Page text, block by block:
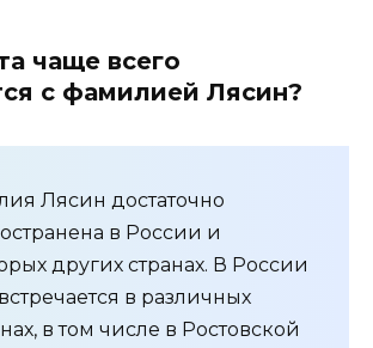
чаще всего
с фамилией Лясин?
Лясин достаточно
в России и
других странах. В России
в различных
в том числе в Ростовской